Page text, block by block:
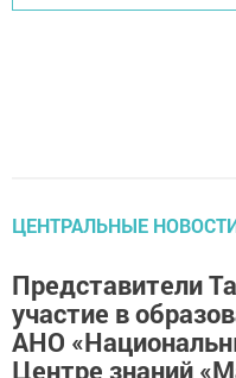
ЦЕНТРАЛЬНЫЕ
Представители
участие в
АНО
Центре знаний